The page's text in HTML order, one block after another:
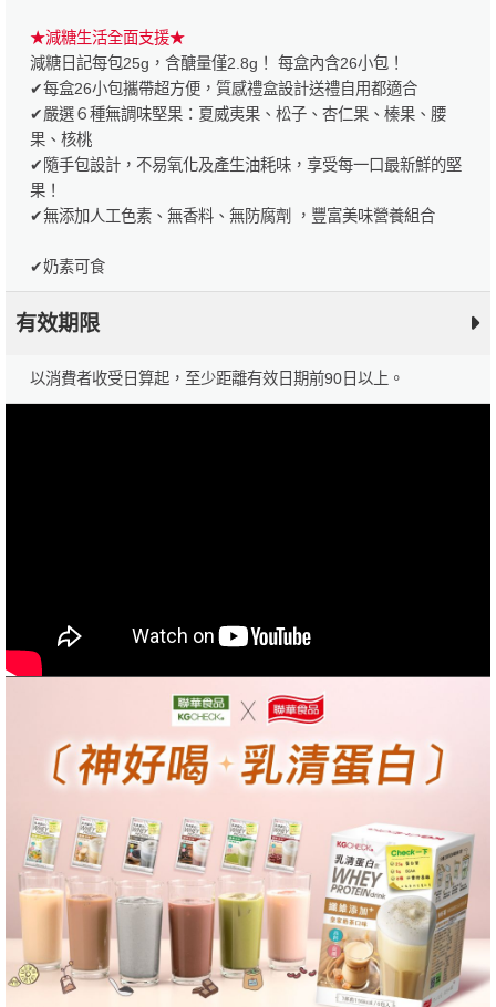
★減糖生活全面支援★
減糖日記每包25g，含醣量僅2.8g！ 每盒內含26小包！
✔每盒26小包攜帶超方便，質感禮盒設計送禮自用都適合
✔嚴選６種無調味堅果：夏威夷果、松子、杏仁果、榛果、腰
果、核桃
✔隨手包設計，不易氧化及產生油耗味，享受每一口最新鮮的堅
果！
✔無添加人工色素、無香料、無防腐劑 ，豐富美味營養組合
✔奶素可食
有效期限
以消費者收受日算起，至少距離有效日期前90日以上。